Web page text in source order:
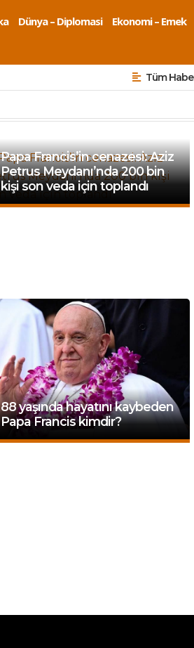
Dünya – Diplomasi Ekonomi – Emek
Tüm
Papa Francis’in cenazesi: Aziz
Petrus Meydanı’nda 200 bin
kişi son veda için toplandı
88 yaşında hayatını kaybeden
Papa Francis kimdir?